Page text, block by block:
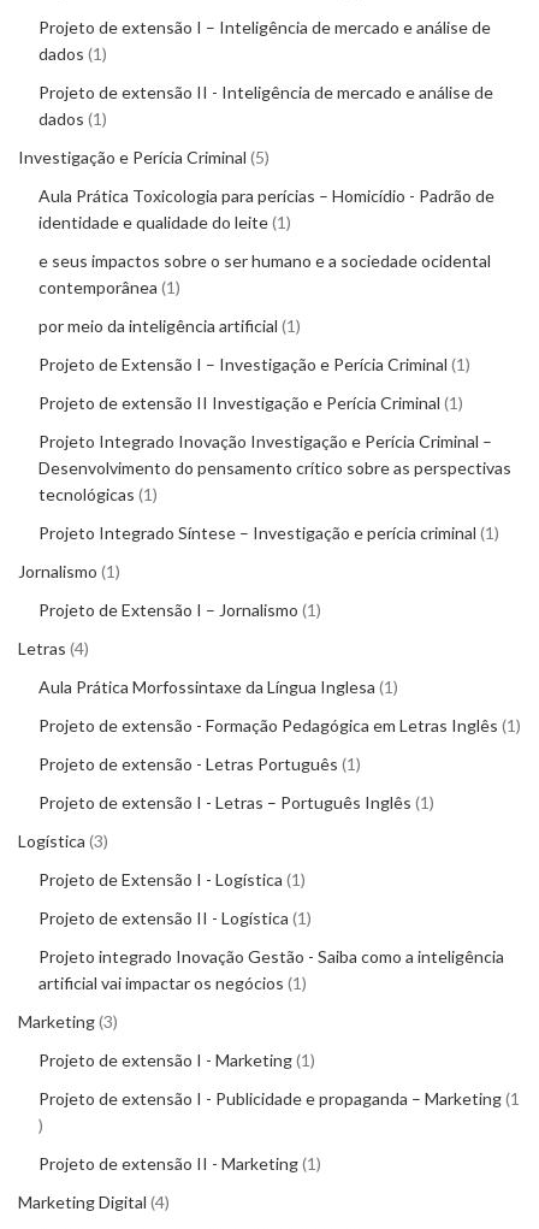
Projeto de extensão I – Inteligência de mercado e análise de
dados 1
Projeto de extensão II - Inteligência de mercado e análise de
dados 1
Investigação e Perícia Criminal 5
Aula Prática Toxicologia para perícias – Homicídio - Padrão de
identidade e qualidade do leite 1
e seus impactos sobre o ser humano e a sociedade ocidental
contemporânea 1
por meio da inteligência artificial 1
Projeto de Extensão I – Investigação e Perícia Criminal 1
Projeto de extensão II Investigação e Perícia Criminal 1
Projeto Integrado Inovação Investigação e Perícia Criminal –
Desenvolvimento do pensamento crítico sobre as perspectivas
tecnológicas 1
Projeto Integrado Síntese – Investigação e perícia criminal 1
Jornalismo 1
Projeto de Extensão I – Jornalismo 1
Letras 4
Aula Prática Morfossintaxe da Língua Inglesa 1
Projeto de extensão - Formação Pedagógica em Letras Inglês 1
Projeto de extensão - Letras Português 1
Projeto de extensão I - Letras – Português Inglês 1
Logística 3
Projeto de Extensão I - Logística 1
Projeto de extensão II - Logística 1
Projeto integrado Inovação Gestão - Saiba como a inteligência
artificial vai impactar os negócios 1
Marketing 3
Projeto de extensão I - Marketing 1
Projeto de extensão I - Publicidade e propaganda – Marketing 1
Projeto de extensão II - Marketing 1
Marketing Digital 4